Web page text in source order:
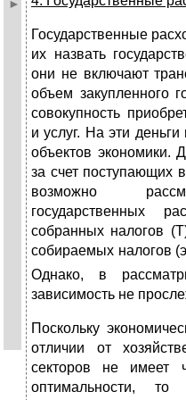
Государственные
их назвать
они не включают
объем закупленного
совокупность
и услуг. На эти
объектов экономики.
за счет поступающих
возможно
государственных
собранных налогов
собираемых налогов
Однако, в
зависимость не
Поскольку
отличии от
секторов не имеет
оптимальности,